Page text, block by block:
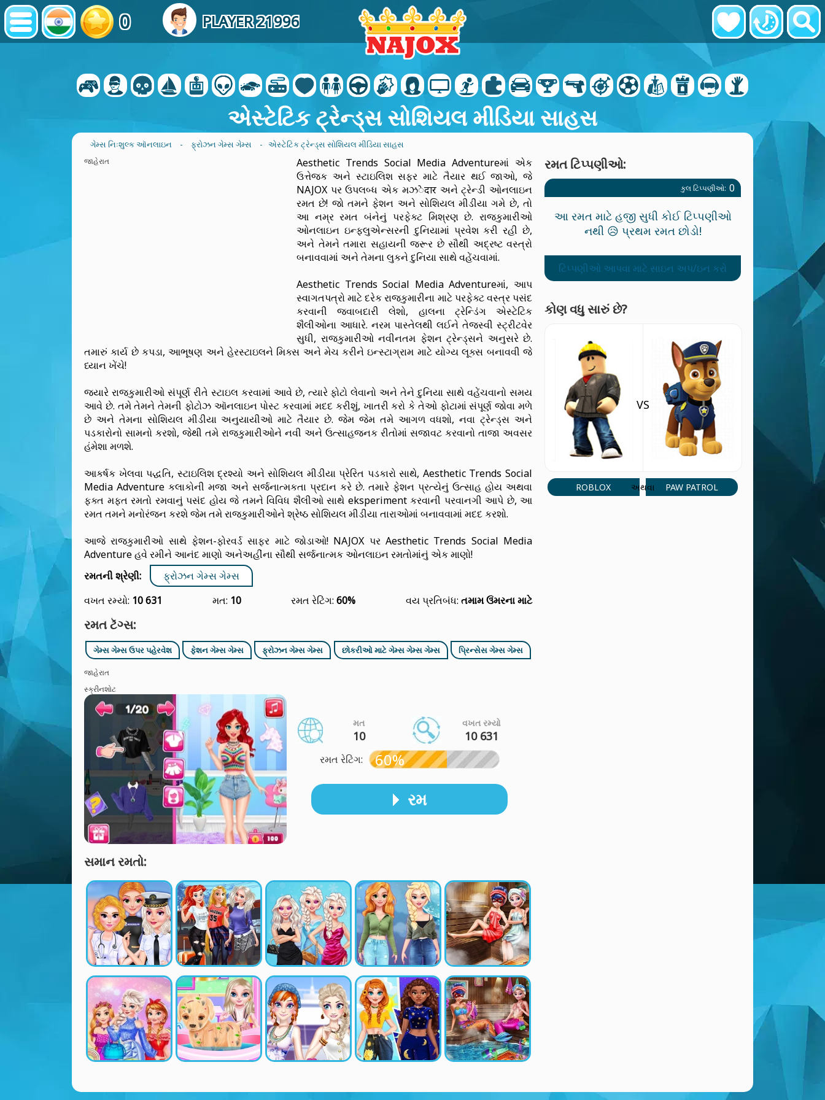
0 PLAYER 21996
એસ્ટેટિક ટ્રેન્ડ્સ સોશિયલ મીડિયા સાહસ
ગેમ્સ નિઃશુલ્ક ઑનલાઇન - ફ્રોઝન ગેમ્સ ગેમ્સ - એસ્ટેટિક ટ્રેન્ડ્સ સોશિયલ મીડિયા સાહસ
જાહેરાત
Aesthetic Trends Social Media Adventureમાં એક
ઉત્તેજક અને સ્ટાઇલિશ સફર માટે તૈયાર થઈ જાઓ, જે
NAJOX પર ઉપલબ્ધ એક મઝेदार અને ટ્રેન્ડી ઓનલાઇન
રમત છે! જો તમને ફેશન અને સોશિયલ મીડીયા ગમે છે, તો
આ નમ્ર રમત બંનેનું પરફેક્ટ મિશ્રણ છે. રાજકુમારીઓ
ઓનલાઇન ઇન્ફલુએન્સરની દુનિયામાં પ્રવેશ કરી રહી છે,
અને તેમને તમારા સહાયની જરૂર છે સૌથી અદ્રષ્ટ વસ્ત્રો
બનાવવામાં અને તેમના લુકને દુનિયા સાથે વહેંચવામાં.
Aesthetic Trends Social Media Adventureમાં, આપ
સ્વાગતપત્રો માટે દરેક રાજકુમારીના માટે પરફેક્ટ વસ્ત્ર પસંદ
કરવાની જવાબદારી લેશો, હાલના ટ્રેન્ડિંગ એસ્ટેટિક
શૈલીઓના આધારે. નરમ પાસ્તેલથી લઈને તેજસ્વી સ્ટ્રીટવેર
સુધી, રાજકુમારીઓ નવીનતમ ફેશન ટ્રેન્ડ્સને અનુસરે છે.
તમારું કાર્ય છે કપડા, આભૂષણ અને હેરસ્ટાઇલને મિક્સ અને મેચ કરીને ઇન્સ્ટાગ્રામ માટે યોગ્ય લૂક્સ બનાવવી જે
ધ્યાન ખેંચે!
જ્યારે રાજકુમારીઓ સંપૂર્ણ રીતે સ્ટાઇલ કરવામાં આવે છે, ત્યારે ફોટો લેવાનો અને તેને દુનિયા સાથે વહેંચવાનો સમય
આવે છે. તમે તેમને તેમની ફોટોઝ ઑનલાઇન પોસ્ટ કરવામાં મદદ કરીશું, ખાતરી કરો કે તેઓ ફોટામાં સંપૂર્ણ જોવા મળે
છે અને તેમના સોશિયલ મીડીયા અનુયાયીઓ માટે તૈયાર છે. જેમ જેમ તમે આગળ વધશો, નવા ટ્રેન્ડ્સ અને
પડકારોનો સામનો કરશો, જેથી તમે રાજકુમારીઓને નવી અને ઉત્સાહજનક રીતોમાં સજાવટ કરવાનો તાજા અવસર
હંમેશા મળશે.
આકર્ષક ખેલવા પદ્ધતિ, સ્ટાઇલિશ દ્રશ્યો અને સોશિયલ મીડીયા પ્રેરિત પડકારો સાથે, Aesthetic Trends Social
Media Adventure કલાકોની મજા અને સર્જનાત્મકતા પ્રદાન કરે છે. તમારે ફેશન પ્રત્યેનું ઉત્સાહ હોય અથવા
ફક્ત મફત રમતો રમવાનું પસંદ હોય જે તમને વિવિધ શૈલીઓ સાથે eksperiment કરવાની પરવાનગી આપે છે, આ
રમત તમને મનોરંજન કરશે જેમ તમે રાજકુમારીઓને શ્રેષ્ઠ સોશિયલ મીડીયા તારાઓમાં બનાવવામાં મદદ કરશો.
આજે રાજકુમારીઓ સાથે ફેશન-ફોરવર્ડ સાફર માટે જોડાઓ! NAJOX પર Aesthetic Trends Social Media
Adventure હવે રમીને આનંદ માણો અનેઅહીંના સૌથી સર્જનાત્મક ઓનલાઇન રમતોમાંનું એક માણો!
રમતની શ્રેણી:
ફ્રોઝન ગેમ્સ ગેમ્સ
વખત રમ્યો: 10 631 મત: 10 રમત રેટિંગ:60% વય પ્રતિબંધ: તમામ ઉંમરના માટે
રમત ટૅગ્સ:
ગેમ્સ ગેમ્સ ઉપર પહેરવેશ ફેશન ગેમ્સ ગેમ્સ ફ્રોઝન ગેમ્સ ગેમ્સ છોકરીઓ માટે ગેમ્સ ગેમ્સ ગેમ્સ પ્રિન્સેસ ગેમ્સ ગેમ્સ
જાહેરાત
સ્ક્રીનશોટ
મત
10
વખત રમ્યો
10 631
રમત રેટિંગ: 60%
રમ
સમાન રમતો:
રમત ટિપ્પણીઓ:
કુલ ટિપ્પણીઓ: 0
આ રમત માટે હજી સુધી કોઈ ટિપ્પણીઓ
નથી 😥 પ્રથમ રમત છોડો!
ટિપ્પણીઓ આપવા માટે સાઇન અપ/ઇન કરો
કોણ વધુ સારું છે?
ROBLOX
VS
અથવા PAW PATROL